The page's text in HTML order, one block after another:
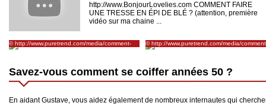
http://www.BonjourLovelies.com COMMENT FAIRE
UNE TRESSE EN ÉPI DE BLÉ ? (attention, première
vidéo sur ma chaine ...
© http://www.puretrend.com/media/comment-
on-se-coiffait-dans-les-annees_m526392
© http://www.puretrend.com/media/
on-se-coiffait-dans-les-annees_m526381
Savez-vous comment se coiffer années 50 ?
En aidant Gustave, vous aidez également de nombreux internautes qui